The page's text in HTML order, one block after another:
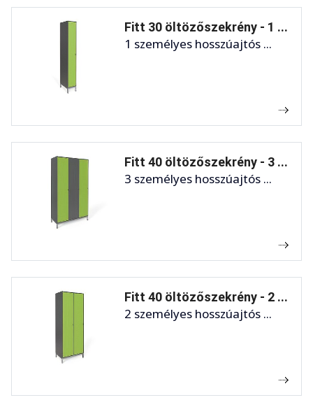
Fitt 30 öltözőszekrény - 1 ...
1 személyes hosszúajtós ...
Fitt 40 öltözőszekrény - 3 ...
3 személyes hosszúajtós ...
Fitt 40 öltözőszekrény - 2 ...
2 személyes hosszúajtós ...